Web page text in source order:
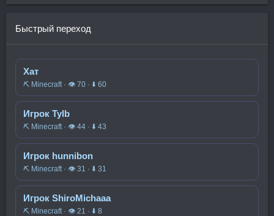
Быстрый переход
Хат
⛏️ Minecraft · 👁 70 · ⬇ 60
Игрок Tylb
⛏️ Minecraft · 👁 44 · ⬇ 43
Игрок hunnibon
⛏️ Minecraft · 👁 31 · ⬇ 31
Игрок ShiroMichaaa
⛏️ Minecraft · 👁 21 · ⬇ 8